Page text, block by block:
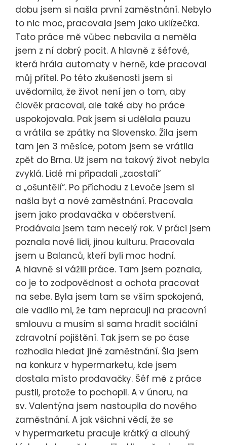
dobu jsem si našla první zaměstnání. Nebylo
to nic moc, pracovala jsem jako uklízečka.
Tato práce mě vůbec nebavila a neměla
jsem z ní dobrý pocit. A hlavně z šéfové,
která hrála automaty v herně, kde pracoval
můj přítel. Po této zkušenosti jsem si
uvědomila, že život není jen o tom, aby
člověk pracoval, ale také aby ho práce
uspokojovala. Pak jsem si udělala pauzu
a vrátila se zpátky na Slovensko. Žila jsem
tam jen 3 měsíce, potom jsem se vrátila
zpět do Brna. Už jsem na takový život nebyla
zvyklá. Lidé mi připadali „zaostalí“
a „ošuntělí“. Po příchodu z Levoče jsem si
našla byt a nové zaměstnání. Pracovala
jsem jako prodavačka v občerstvení.
Prodávala jsem tam necelý rok. V práci jsem
poznala nové lidi, jinou kulturu. Pracovala
jsem u Balanců, kteří byli moc hodní.
A hlavně si vážili práce. Tam jsem poznala,
co je to zodpovědnost a ochota pracovat
na sebe. Byla jsem tam se vším spokojená,
ale vadilo mi, že tam nepracuji na pracovní
smlouvu a musím si sama hradit sociální
zdravotní pojištění. Tak jsem se po čase
rozhodla hledat jiné zaměstnání. Šla jsem
na konkurz v hypermarketu, kde jsem
dostala místo prodavačky. Šéf mě z práce
pustil, protože to pochopil. A v únoru, na
sv. Valentýna jsem nastoupila do nového
zaměstnání. A jak všichni vědí, že se
v hypermarketu pracuje krátký a dlouhý